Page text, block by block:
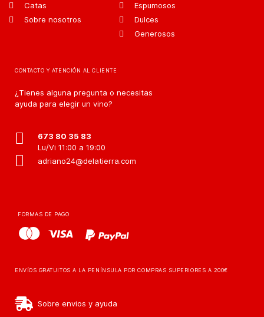
Catas
Sobre nosotros
Espumosos
Dulces
Generosos
CONTACTO Y ATENCIÓN AL CLIENTE
¿Tienes alguna pregunta o necesitas
ayuda para elegir un vino?
673 80 35 83
Lu/Vi 11:00 a 19:00
adriano24@delatierra.com
FORMAS DE PAGO
ENVÍOS GRATUITOS A LA PENÍNSULA POR COMPRAS SUPERIORES A 200€
Sobre envios y ayuda